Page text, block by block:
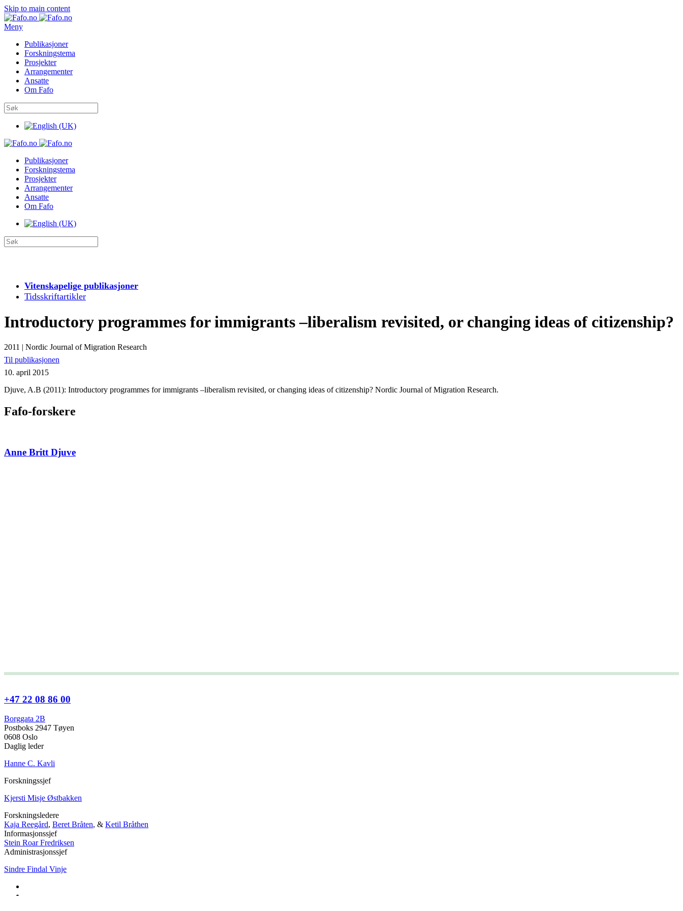
Skip to main content
Meny
Publikasjoner
Forskningstema
Prosjekter
Arrangementer
Ansatte
Om Fafo
Publikasjoner
Forskningstema
Prosjekter
Arrangementer
Ansatte
Om Fafo
Vitenskapelige publikasjoner
Tidsskriftartikler
Introductory programmes for immigrants –liberalism revisited, or changing ideas of citizenship?
2011 | Nordic Journal of Migration Research
Til publikasjonen
10. april 2015
Djuve, A.B (2011): Introductory programmes for immigrants –liberalism revisited, or changing ideas of citizenship? Nordic Journal of Migration Research.
Fafo-forskere
Anne Britt Djuve
+47 22 08 86 00
Borggata 2B
Postboks 2947 Tøyen
0608 Oslo
Daglig leder
Hanne C. Kavli
Forskningssjef
Kjersti Misje Østbakken
Forskningsledere
Kaja Reegård, Beret Bråten, & Ketil Bråthen
Informasjonssjef
Stein Roar Fredriksen
Administrasjonssjef
Sindre Findal Vinje